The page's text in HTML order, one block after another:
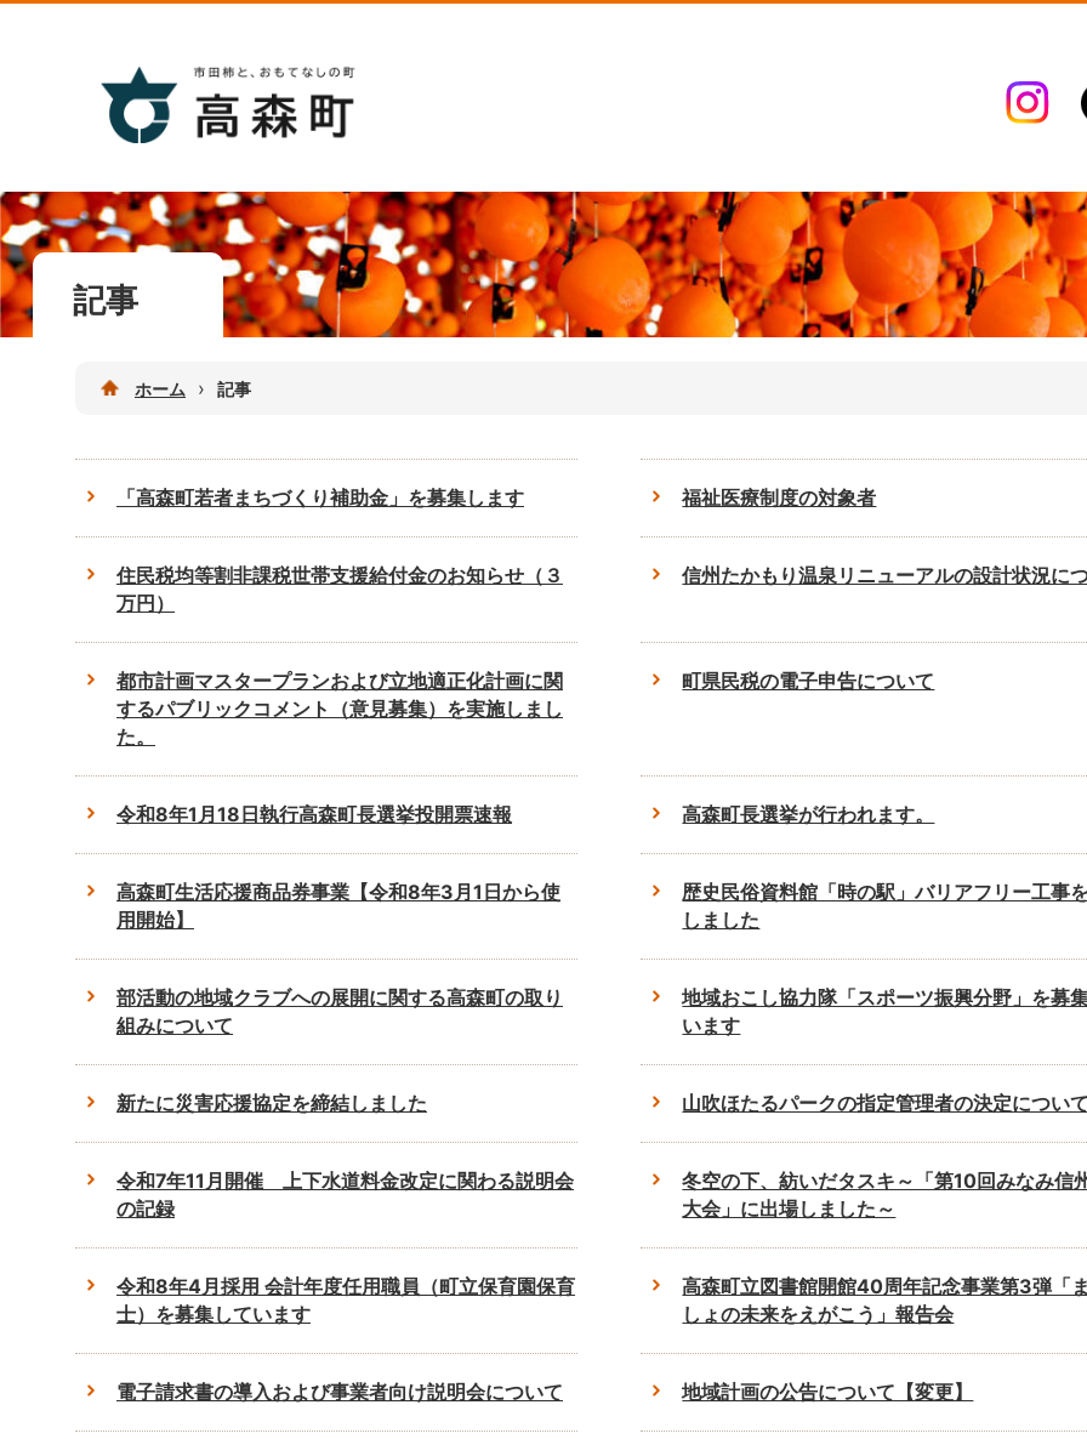
記事
ホーム › 記事
「高森町若者まちづくり補助金」を募集します 福祉医療制度の対象者
住民税均等割非課税世帯支援給付金のお知らせ（３
万円）
信州たかもり温泉リニューアルの設計状況に
都市計画マスタープランおよび立地適正化計画に関
するパブリックコメント（意見募集）を実施しまし
た。
町県民税の電子申告について
令和8年1月18日執行高森町長選挙投開票速報 高森町長選挙が行われます。
高森町生活応援商品券事業【令和8年3月1日から使
用開始】
歴史民俗資料館「時の駅」バリアフリー工事
しました
部活動の地域クラブへの展開に関する高森町の取り
組みについて
地域おこし協力隊「スポーツ振興分野」を募
います
新たに災害応援協定を締結しました 山吹ほたるパークの指定管理者の決定について
令和7年11月開催 上下水道料金改定に関わる説明会
の記録
冬空の下、紡いだタスキ～「第10回みなみ信
大会」に出場しました～
令和8年4月採用 会計年度任用職員（町立保育園保育
士）を募集しています
高森町立図書館開館40周年記念事業第3弾「
しょの未来をえがこう」報告会
電子請求書の導入および事業者向け説明会について 地域計画の公告について【変更】